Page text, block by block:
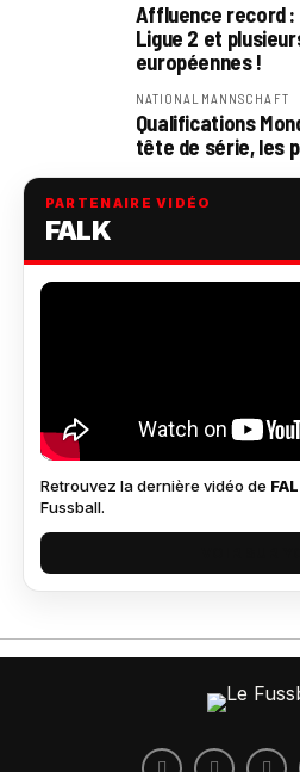
Affluence record :
Ligue 2 et
européennes !
NATIONALMANNSCHAFT
Qualifications
tête de série, les
PARTENAIRE VIDÉO
FALK
Retrouvez la dernière vidéo de
Fussball.